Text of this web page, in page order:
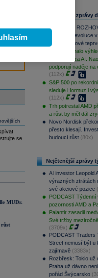
se
MUDr.
růst
Nejčtenější zprávy
PODCAST
Nordisk. Revoluce
MUDr. Kunové
AMD zklamalo
cenovkou za AI.
podporují naděje na
(112x)
S&P 500 po
sleduje Hormuz i
(112x)
Trh potrestal AMD
a růst by měl dál
Novo Nordisk
přesto klesají.
budoucí růst (80x)
Nejčtenější zprávy
AI investor Leopold
výrazných ztrátách
své akciové pozice
PODCAST Týdenní
pozornosti AMD a
Palantir zasadil
Své tržby
(3709x)
PODCAST Traders
Street nemusí být u
zajímavě (3383x)
Rozbřesk: Tokio už
Praha už dávno
pořád Švýcarsko